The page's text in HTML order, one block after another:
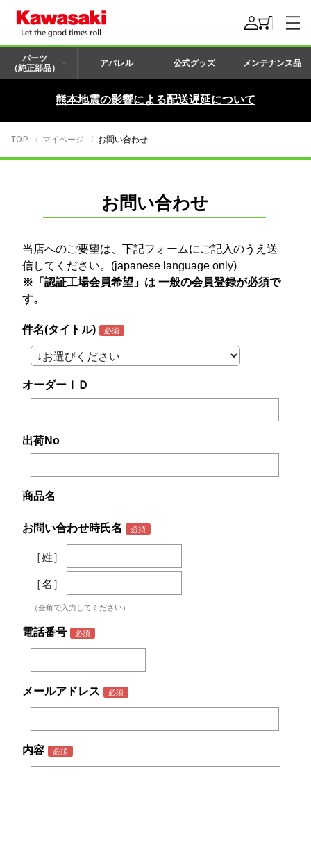
パーツ
（純正部品）
アパレル 公式グッズ メンテナンス品
熊本地震の影響による配送遅延について
TOP マイページ お問い合わせ
お問い合わせ
当店へのご要望は、下記フォームにご記入のうえ送
信してください。(japanese language only)
※「認証工場会員希望」は一般の会員登録が必須で
す。
件名(タイトル)
オーダーＩＤ
出荷No
商品名
お問い合わせ時氏名
［姓］
［名］
（全角で入力してください）
電話番号
メールアドレス
内容